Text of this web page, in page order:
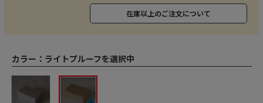
在庫以上のご注文について
カラー： ライトプルーフを選択中